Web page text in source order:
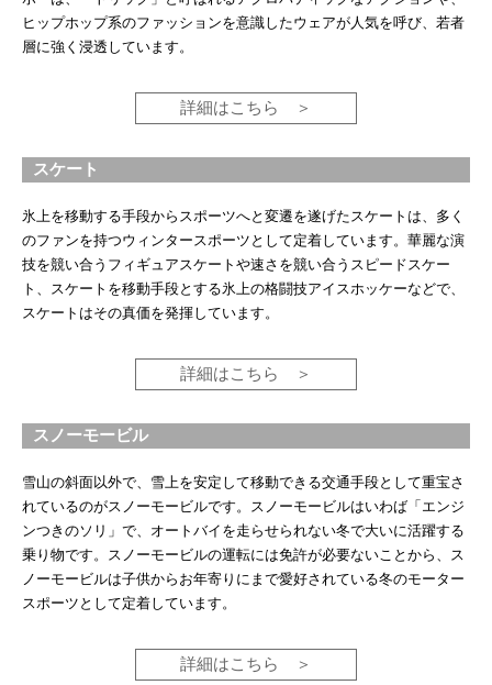
ヒップホップ系のファッションを意識したウェアが人気を呼び、若者
層に強く浸透しています。
詳細はこちら
スケート
氷上を移動する手段からスポーツへと変遷を遂げたスケートは、多く
のファンを持つウィンタースポーツとして定着しています。華麗な演
技を競い合うフィギュアスケートや速さを競い合うスピードスケー
ト、スケートを移動手段とする氷上の格闘技アイスホッケーなどで、
スケートはその真価を発揮しています。
詳細はこちら
スノーモービル
雪山の斜面以外で、雪上を安定して移動できる交通手段として重宝さ
れているのがスノーモービルです。スノーモービルはいわば「エンジ
ンつきのソリ」で、オートバイを走らせられない冬で大いに活躍する
乗り物です。スノーモービルの運転には免許が必要ないことから、ス
ノーモービルは子供からお年寄りにまで愛好されている冬のモーター
スポーツとして定着しています。
詳細はこちら